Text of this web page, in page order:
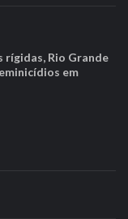
rígidas, Rio Grande
em